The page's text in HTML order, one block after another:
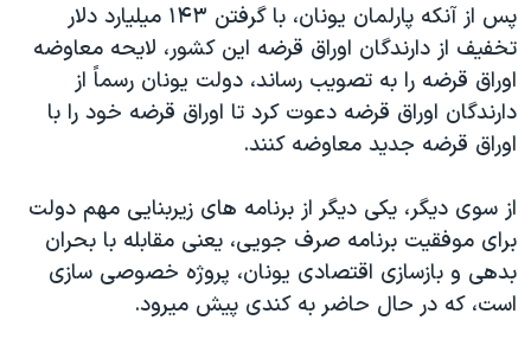
دادگاه حمید نوری
چهل سال گروگان‌گیری
قانون شفافیت دارائی کادر رهبری ایران
اعتراضات مردمی آبان ۹۸
اسرائیل در جنگ
نرگس محمدی برنده جایزه نوبل صلح
همایش محافظه‌کاران آمریکا «سی‌پک»
صفحه‌های ویژه
پس از آنکه پارلمان يونان، با گرفتن ۱۴۳ ميليارد دلار
تخفيف از دارندگان اوراق قرضه اين کشور، لايحه معاوضه
اوراق قرضه را به تصويب رساند، دولت يونان رسماً از
دارندگان اوراق قرضه دعوت کرد تا اوراق قرضه خود را با
اوراق قرضه جديد معاوضه کنند.
از سوی ديگر، يکی ديگر از برنامه های زيربنايی مهم دولت
برای موفقيت برنامه صرف جويی، يعنی مقابله با بحران
بدهی و بازسازی اقتصادی يونان، پروژه خصوصی سازی
است، که در حال حاضر به کندی پيش ميرود.